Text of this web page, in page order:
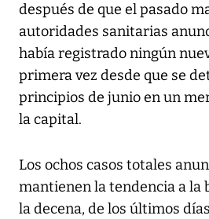
después de que el pasado
autoridades sanitarias
había registrado ningún
primera vez desde que se
principios de junio en un
la capital.
Los ochos casos totales
mantienen la tendencia a la
la decena, de los últimos